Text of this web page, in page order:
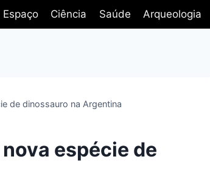
Espaço Ciência Saúde Arqueologia
de dinossauro na Argentina
espécie de